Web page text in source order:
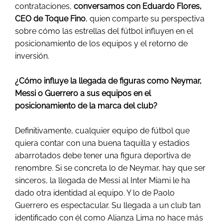
contrataciones, conversamos con Eduardo Flores,
CEO de Toque Fino, quien comparte su perspectiva
sobre cómo las estrellas del fútbol influyen en el
posicionamiento de los equipos y el retorno de
inversión.
¿Cómo influye la llegada de figuras como Neymar,
Messi o Guerrero a sus equipos en el
posicionamiento de la marca del club?
Definitivamente, cualquier equipo de fútbol que
quiera contar con una buena taquilla y estadios
abarrotados debe tener una figura deportiva de
renombre. Si se concreta lo de Neymar, hay que ser
sinceros, la llegada de Messi al Inter Miami le ha
dado otra identidad al equipo. Y lo de Paolo
Guerrero es espectacular. Su llegada a un club tan
identificado con él como Alianza Lima no hace más